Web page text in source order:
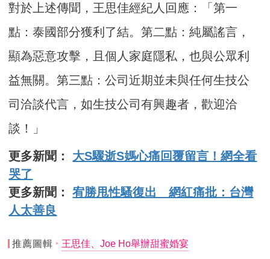
對於上述傳聞，王思佳經紀人回應：「第一
點：泰國部分獲利了結。第二點：純屬謠言，
顯為惡意攻擊，且個人家庭隱私，也與公眾利
益無關。第三點：公司近期並未與任何生技公
司洽談代言，如生技公司有興趣者，歡迎洽
談！」
更多新聞： 大S驟逝S媽心痛回覆留言！網全看
哭了
更多新聞：宥勝甩性騷復出 網紅痛批：台灣
人太善良
推薦圖輯 王思佳、Joe Ho舉辦甜蜜婚宴